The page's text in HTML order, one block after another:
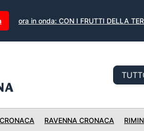
ora in onda: CON I FRUTTI DELLA
RAVENNA CRONACA